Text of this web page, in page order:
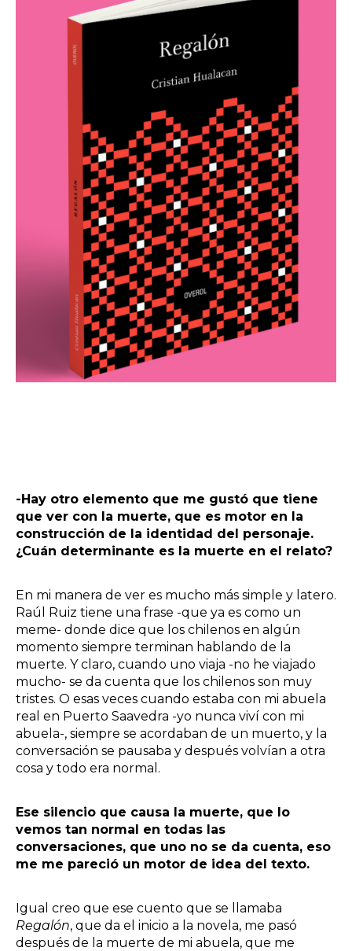
-Hay otro elemento que me gustó que tiene
que ver con la muerte, que es motor en la
construcción de la identidad del personaje.
¿Cuán determinante es la muerte en el relato?
En mi manera de ver es mucho más simple y latero.
Raúl Ruiz tiene una frase -que ya es como un
meme- donde dice que los chilenos en algún
momento siempre terminan hablando de la
muerte. Y claro, cuando uno viaja -no he viajado
mucho- se da cuenta que los chilenos son muy
tristes. O esas veces cuando estaba con mi abuela
real en Puerto Saavedra -yo nunca viví con mi
abuela-, siempre se acordaban de un muerto, y la
conversación se pausaba y después volvían a otra
cosa y todo era normal.
Ese silencio que causa la muerte, que lo
vemos tan normal en todas las
conversaciones, que uno no se da cuenta, eso
me me pareció un motor de idea del texto.
Igual creo que ese cuento que se llamaba
Regalón, que da el inicio a la novela, me pasó
después de la muerte de mi abuela, que me